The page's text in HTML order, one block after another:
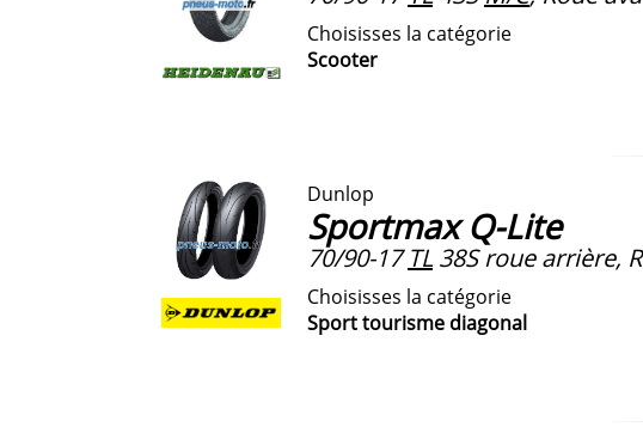
Choisisses la catégorie
Scooter
Dunlop
Sportmax Q-Lite
70/90-17 TL38S roue arrière,
Choisisses la catégorie
Sport tourisme diagonal